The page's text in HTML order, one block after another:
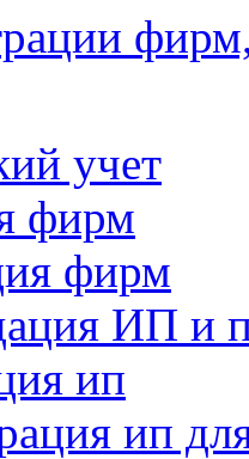
учет
фирм
фирм
ИП и
ип
ип